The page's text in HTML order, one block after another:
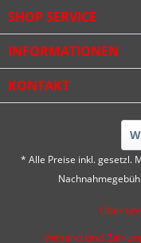
SHOP SERVICE
INFORMATIONEN
KONTAKT
* Alle Preise inkl. gesetzl.
Über
Versand und